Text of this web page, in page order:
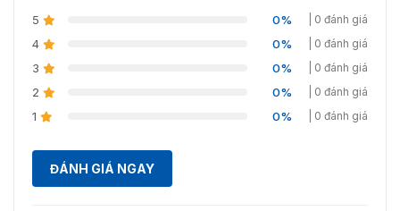
5 0% | 0 đánh giá
4 0% | 0 đánh giá
3 0% | 0 đánh giá
2 0% | 0 đánh giá
1 0% | 0 đánh giá
ĐÁNH GIÁ NGAY